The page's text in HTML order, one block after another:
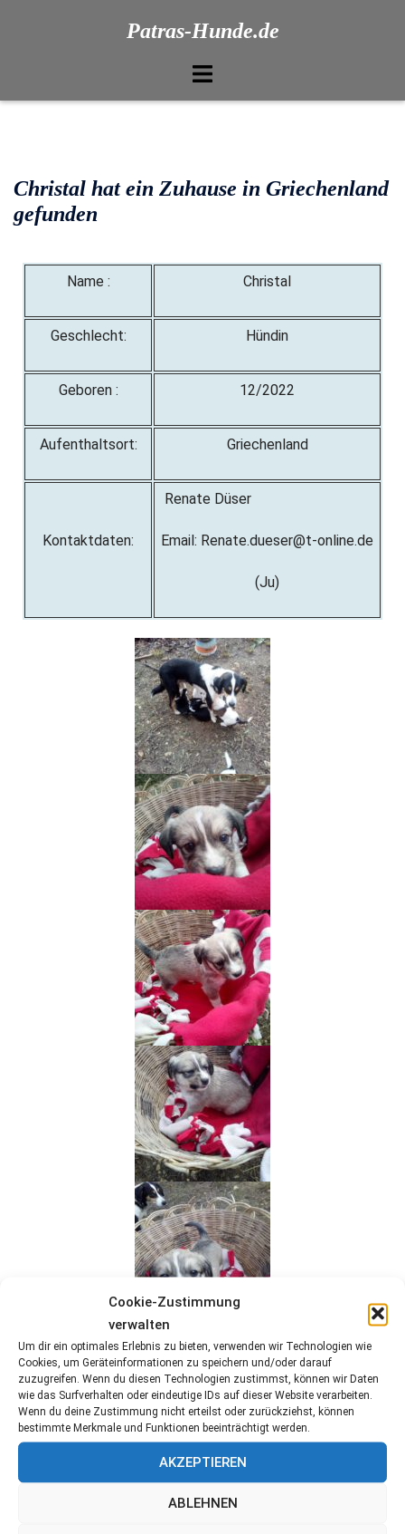
Cookie-Zustimmung
verwalten
Um dir ein optimales Erlebnis zu bieten, verwenden wir Technologien wie
Cookies, um Geräteinformationen zu speichern und/oder darauf
zuzugreifen. Wenn du diesen Technologien zustimmst, können wir Daten
wie das Surfverhalten oder eindeutige IDs auf dieser Website verarbeiten.
Wenn du deine Zustimmung nicht erteilst oder zurückziehst, können
bestimmte Merkmale und Funktionen beeinträchtigt werden.
AKZEPTIEREN
ABLEHNEN
Patras-Hunde.de
Christal hat ein Zuhause in Griechenland
gefunden
Name : Christal
Geschlecht: Hündin
Geboren : 12/2022
Aufenthaltsort: Griechenland
Kontaktdaten:
Renate Düser
Email: Renate.dueser@t-online.de
(Ju)
Januar 2023
Candise, Colin, Chantal, Christal, Cher, Sisco und Caleb
wurden von einer Streunerhündin auf einem Feld
Die Bewohner des Dorfes versuchten die Mutter mit